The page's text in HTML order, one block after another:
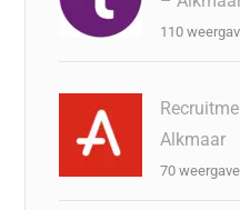
110
Alkmaar
70